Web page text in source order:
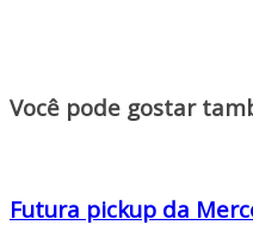
Você pode gostar
Futura pickup da